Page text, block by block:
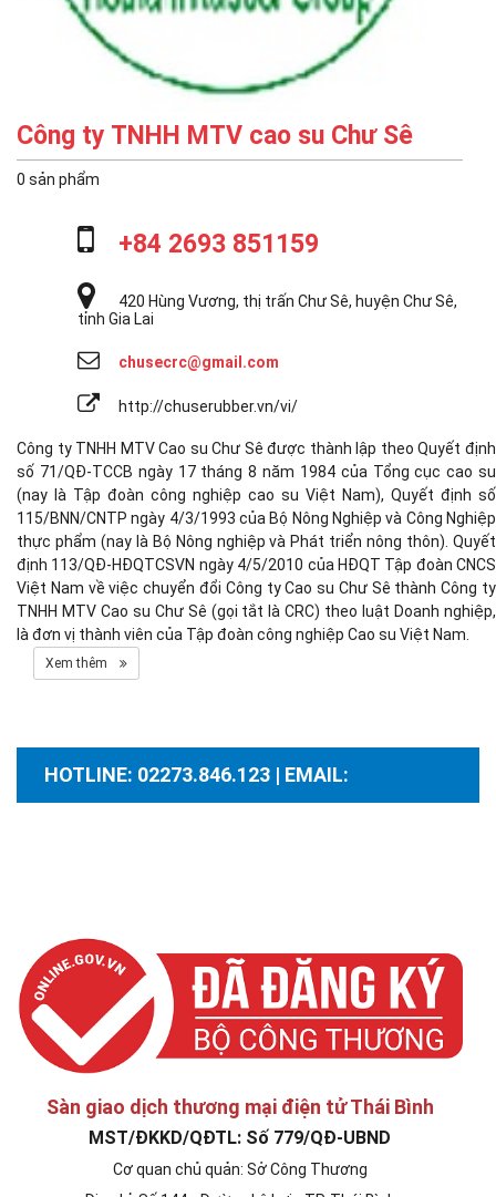
Công ty TNHH MTV cao su Chư Sê
0 sản phẩm
+84 2693 851159
420 Hùng Vương, thị trấn Chư Sê, huyện Chư Sê,
tỉnh Gia Lai
chusecrc@gmail.com
http://chuserubber.vn/vi/
Công ty TNHH MTV Cao su Chư Sê được thành lập theo Quyết định
số 71/QĐ-TCCB ngày 17 tháng 8 năm 1984 của Tổng cục cao su
(nay là Tập đoàn công nghiệp cao su Việt Nam), Quyết định số
115/BNN/CNTP ngày 4/3/1993 của Bộ Nông Nghiệp và Công Nghiệp
thực phẩm (nay là Bộ Nông nghiệp và Phát triển nông thôn). Quyết
định 113/QĐ-HĐQTCSVN ngày 4/5/2010 của HĐQT Tập đoàn CNCS
Việt Nam về việc chuyển đổi Công ty Cao su Chư Sê thành Công ty
TNHH MTV Cao su Chư Sê (gọi tắt là CRC) theo luật Doanh nghiệp,
là đơn vị thành viên của Tập đoàn công nghiệp Cao su Việt Nam.
Xem thêm
HOTLINE: 02273.846.123 | EMAIL:
Sàn giao dịch thương mại điện tử Thái Bình
MST/ĐKKD/QĐTL: Số 779/QĐ-UBND
Cơ quan chủ quản: Sở Công Thương